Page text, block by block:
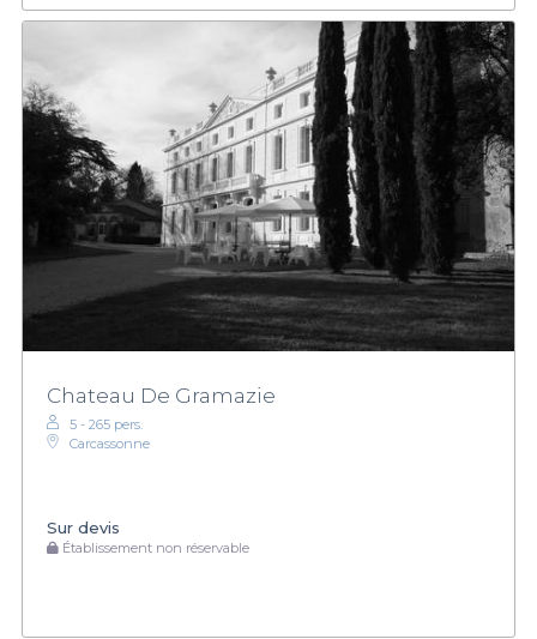
Chateau De Gramazie
5 - 265 pers.
Carcassonne
Sur devis
Établissement non réservable